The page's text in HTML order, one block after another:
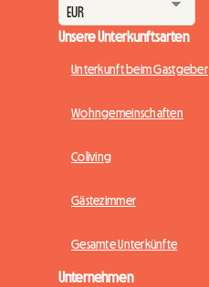
Unsere Unterkunftsarten
Unterkunft beim Gastgeber
Wohngemeinschaften
Coliving
Gästezimmer
Gesamte Unterkünfte
Unternehmen